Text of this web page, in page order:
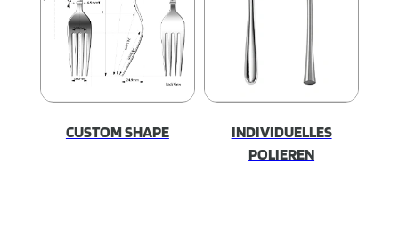
CUSTOM SHAPE
INDIVIDUELLES
POLIEREN